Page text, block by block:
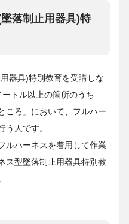
落制止用器具)特
器具)特別教育を受講しな
トル以上の箇所のうち
ころ」において、フルハー
う人です。
ルハーネスを着用して作業
ス型墜落制止用器具特別教